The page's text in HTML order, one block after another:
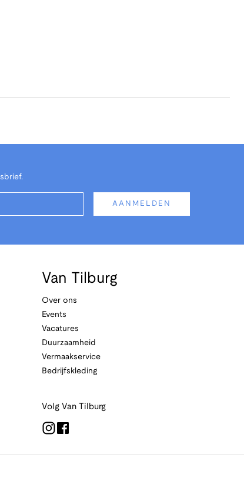
AANMELDEN
Van Tilburg
Over ons
Events
Vacatures
Duurzaamheid
Vermaakservice
Bedrijfskleding
Volg Van Tilburg